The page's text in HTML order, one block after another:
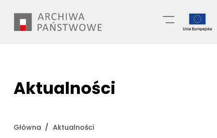
treści
Aktualności
Główna
Aktualności